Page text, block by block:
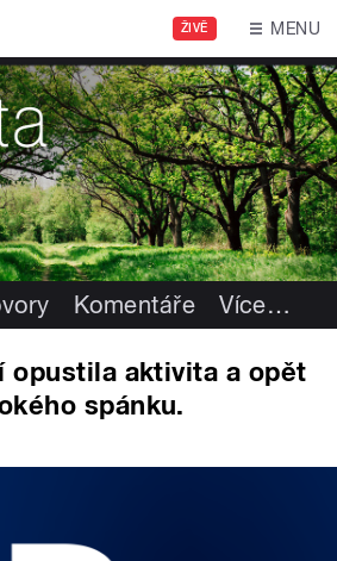
ŽIVĚ MENU
Komentáře Více…
opustila aktivita a opět
spánku.